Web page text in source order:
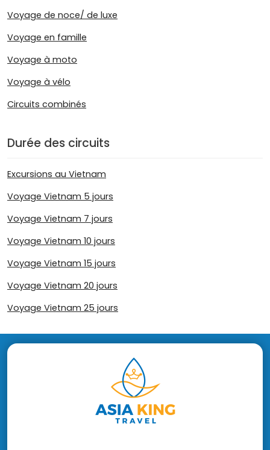
Voyage de noce/ de luxe
Voyage en famille
Voyage à moto
Voyage à vélo
Circuits combinés
Durée des circuits
Excursions au Vietnam
Voyage Vietnam 5 jours
Voyage Vietnam 7 jours
Voyage Vietnam 10 jours
Voyage Vietnam 15 jours
Voyage Vietnam 20 jours
Voyage Vietnam 25 jours